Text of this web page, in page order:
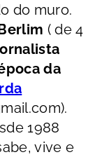
do muro.
( de 4
da
).
1988
vive e